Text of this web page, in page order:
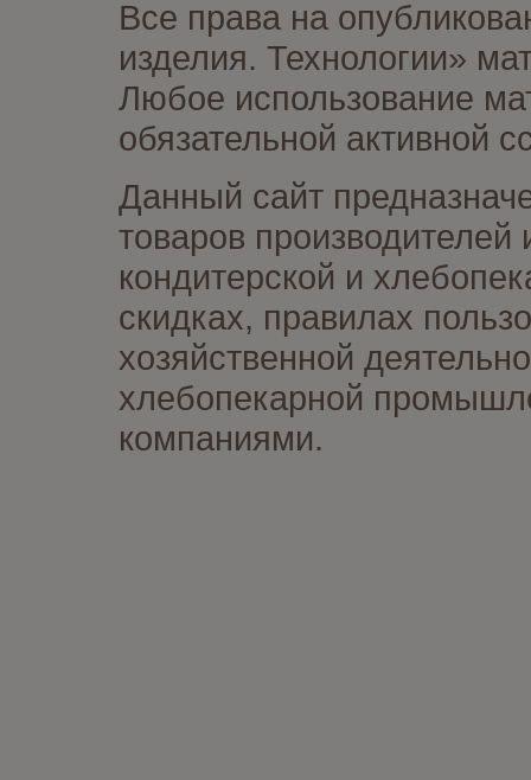
Все права на
изделия. Технологии»
Любое использование
обязательной активной
Данный сайт
товаров
кондитерской и
скидках, правилах
хозяйственной
хлебопекарной
компаниями.